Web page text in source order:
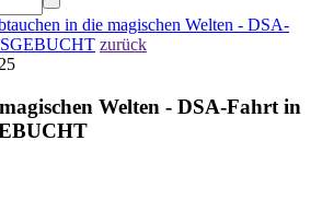
in die magischen Welten - DSA-
zurück
Welten - DSA-Fahrt in